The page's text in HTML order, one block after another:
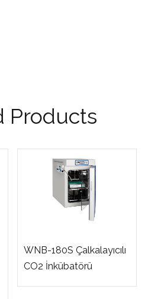
Products
WNB-180S Çalkalayıcılı
CO2 İnkübatörü